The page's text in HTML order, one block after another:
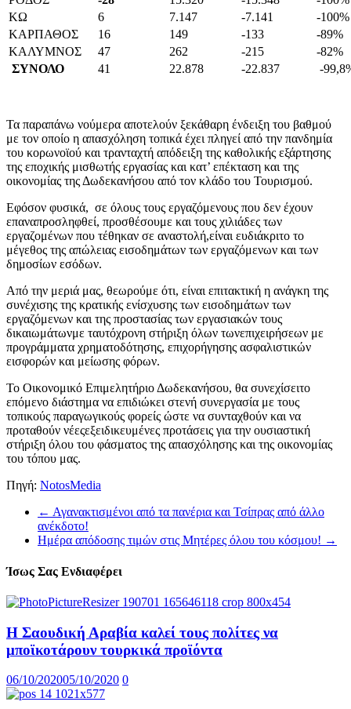
ΚΩ
6 7.147 -7.141
-100%
ΚΑΡΠΑΘΟΣ
16 149 -133
-89%
ΚΑΛΥΜΝΟΣ
47 262 -215
-82%
ΣΥΝΟΛΟ
41 22.878 -22.837 -
Τα παραπάνω νούμερα αποτελούν ξεκάθαρη ένδειξη του βαθμού
με τον οποίο η απασχόληση τοπικά έχει πληγεί από την πανδημία
του κορωνοϊού και τρανταχτή απόδειξη της καθολικής εξάρτησης
της εποχικής μισθωτής εργασίας και κατ’ επέκταση και της
οικονομίας της Δωδεκανήσου από τον κλάδο του Τουρισμού.
Εφόσον φυσικά, σε όλους τους εργαζόμενους που δεν έχουν
επαναπροσληφθεί, προσθέσουμε και τους χιλιάδες των
εργαζομένων που τέθηκαν σε αναστολή,είναι ευδιάκριτο το
μέγεθος της απώλειας εισοδημάτων των εργαζόμενων και των
δημοσίων εσόδων.
Από την μεριά μας, θεωρούμε ότι, είναι επιτακτική η ανάγκη της
συνέχισης της κρατικής ενίσχυσης των εισοδημάτων των
εργαζόμενων και της προστασίας των εργασιακών τους
δικαιωμάτωνμε ταυτόχρονη στήριξη όλων τωνεπιχειρήσεων με
προγράμματα χρηματοδότησης, επιχορήγησης ασφαλιστικών
εισφορών και μείωσης φόρων.
Το Οικονομικό Επιμελητήριο Δωδεκανήσου, θα συνεχίσειτο
επόμενο διάστημα να επιδιώκει στενή συνεργασία με τους
τοπικούς παραγωγικούς φορείς ώστε να συνταχθούν και να
προταθούν νέεςεξειδικευμένες προτάσεις για την ουσιαστική
στήριξη όλου του φάσματος της απασχόλησης και της οικονομίας
του τόπου μας.
Πηγή: NotosMedia
← Αγανακτισμένοι από τα πανέρια και Τσίπρας από άλλο
ανέκδοτο!
Ημέρα απόδοσης τιμών στις Μητέρες όλου του κόσμου! →
Ίσως Σας Ενδιαφέρει
Η Σαουδική Αραβία καλεί τους πολίτες να
μποϊκοτάρουν τουρκικά προϊόντα
06/10/202005/10/2020 0